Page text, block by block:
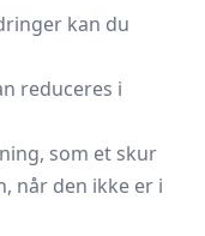
kan du
reduceres i
som et skur
når den ikke er i